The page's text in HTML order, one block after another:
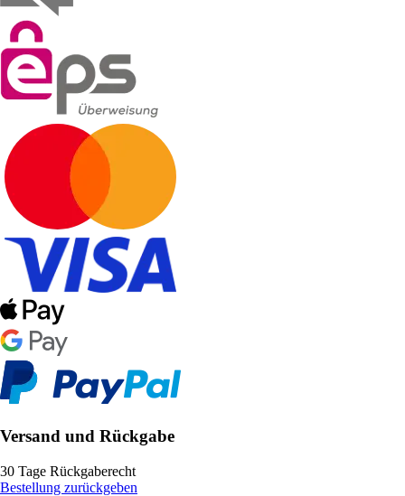
Versand und Rückgabe
30 Tage Rückgaberecht
Bestellung zurückgeben